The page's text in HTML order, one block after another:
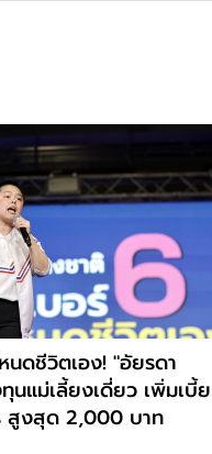
นดชีวิตเอง! "อัยรดา
นแม่เลี้ยงเดี่ยว เพิ่มเบี้ย
สูงสุด 2,000 บาท